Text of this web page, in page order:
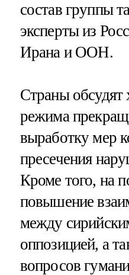
состав группы
эксперты из
Ирана и ООН.
Страны обсудят
режима
выработку мер
пресечения
Кроме того, на
повышение
между
оппозицией, а
вопросов